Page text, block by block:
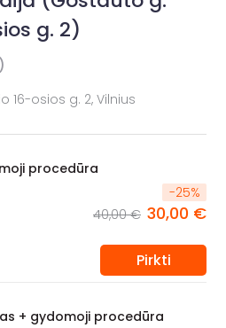
g. 2)
16-osios g. 2, Vilnius
procedūra
-25%
40,00 € 30,00 €
Pirkti
+ gydomoji procedūra